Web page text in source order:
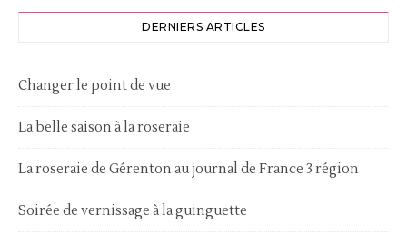
DERNIERS ARTICLES
Changer le point de vue
La belle saison à la roseraie
La roseraie de Gérenton au journal de France 3 région
Soirée de vernissage à la guinguette